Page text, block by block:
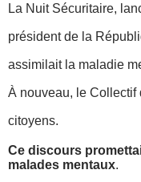
La Nuit Sécuritaire,
président de la
assimilait la maladie
À nouveau, le Collectif
citoyens.
Ce discours
malades mentaux.